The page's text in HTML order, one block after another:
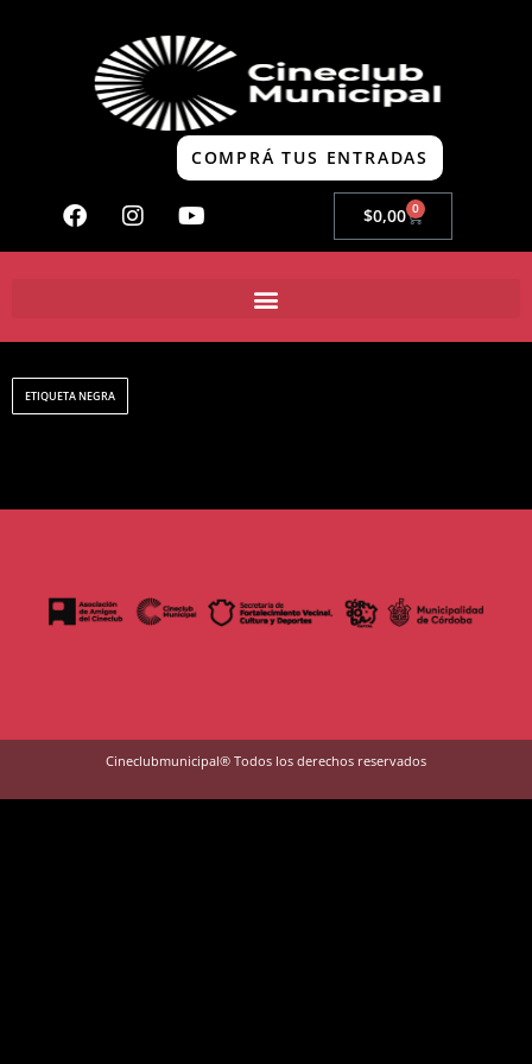
COMPRÁ TUS ENTRADAS
$0,00 0
ETIQUETA NEGRA
Cineclubmunicipal® Todos los derechos reservados